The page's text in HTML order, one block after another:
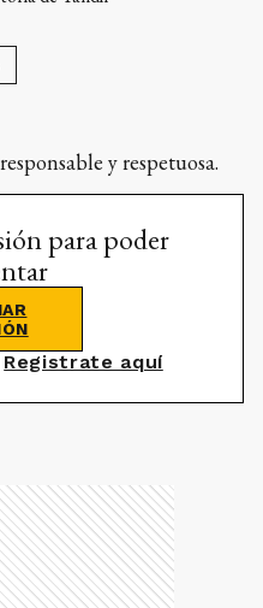
y respetuosa.
para poder
Registrate aquí